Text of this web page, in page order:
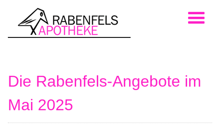
Die Rabenfels-Angebote im
Mai 2025